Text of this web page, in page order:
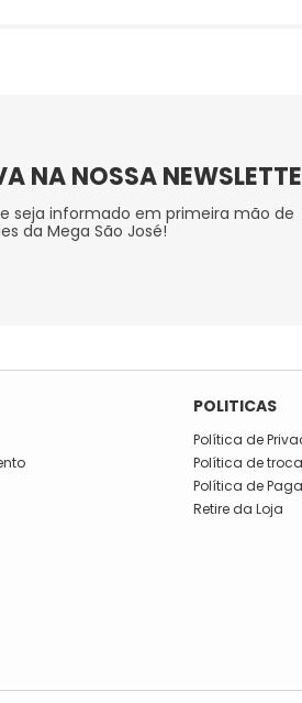
NA NOSSA
seja informado em primeira mão de
da Mega São José!
POLITICAS
Política de
Política de
Política de
Retire da Loja